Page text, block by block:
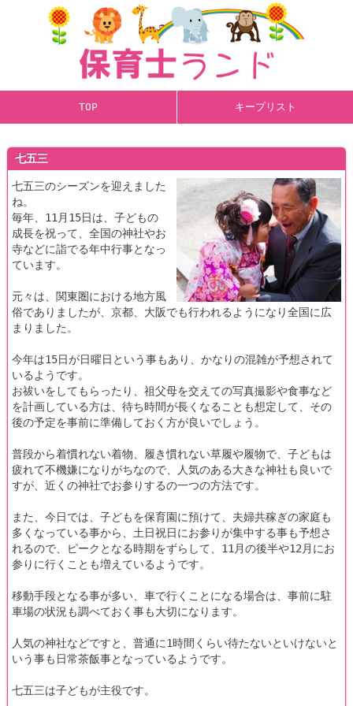
TOP キープリスト
七五三
七五三のシーズンを迎えました
ね。
毎年、11月15日は、子どもの
成長を祝って、全国の神社やお
寺などに詣でる年中行事となっ
ています。
元々は、関東圏における地方風
俗でありましたが、京都、大阪でも行われるようになり全国に広
まりました。
今年は15日が日曜日という事もあり、かなりの混雑が予想されて
いるようです。
お祓いをしてもらったり、祖父母を交えての写真撮影や食事など
を計画している方は、待ち時間が長くなることも想定して、その
後の予定を事前に準備しておく方が良いでしょう。
普段から着慣れない着物、履き慣れない草履や履物で、子どもは
疲れて不機嫌になりがちなので、人気のある大きな神社も良いで
すが、近くの神社でお参りするの一つの方法です。
また、今日では、子どもを保育園に預けて、夫婦共稼ぎの家庭も
多くなっている事から、土日祝日にお参りが集中する事も予想さ
れるので、ピークとなる時期をずらして、11月の後半や12月にお
参りに行くことも増えているようです。
移動手段となる事が多い、車で行くことになる場合は、事前に駐
車場の状況も調べておく事も大切になります。
人気の神社などですと、普通に1時間くらい待たないといけないと
いう事も日常茶飯事となっているようです。
七五三は子どもが主役です。